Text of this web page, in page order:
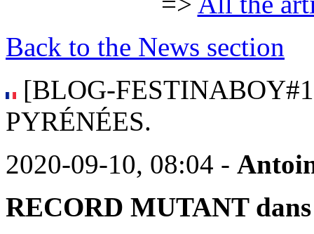
Back to the News section
[BLOG-
PYRÉNÉES.
2020-09-10, 08:04 -
RECORD MUTANT